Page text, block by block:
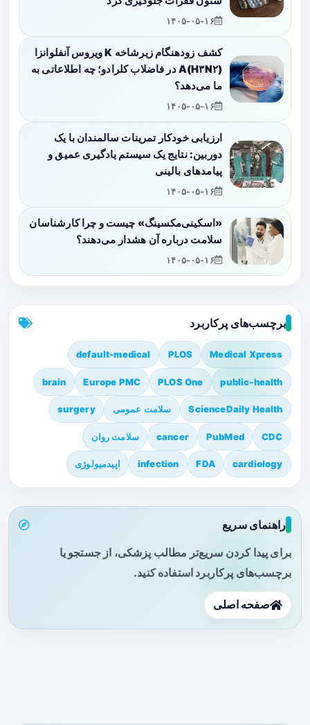
۱۴۰۵-۰۵-۱۶
کشف زودهنگام زیرشاخه K ویروس آنفلوانزا
A(H۳N۲) در فاضلاب کلرادو؛ چه اطلاعاتی به
ما می‌دهد؟
۱۴۰۵-۰۵-۱۶
ارزیابی خودکار تمرینات سالمندان با یک
دوربین: نتایج یک سیستم یادگیری عمیق و
پیامدهای بالینی
۱۴۰۵-۰۵-۱۶
«اسکینی‌مکسینگ» چیست و چرا کارشناسان
سلامت درباره آن هشدار می‌دهند؟
۱۴۰۵-۰۵-۱۶
برچسب‌های پرکاربرد
Medical Xpress
PLOS
default-medical
public-health
PLOS One
Europe PMC
brain
ScienceDaily Health سلامت عمومی surgery
CDC
PubMed
cancer سلامت روان
cardiology
FDA
infection اپیدمیولوژی
راهنمای سریع
برای پیدا کردن سریع‌تر مطالب پزشکی، از جستجو یا
برچسب‌های پرکاربرد استفاده کنید.
صفحه اصلی